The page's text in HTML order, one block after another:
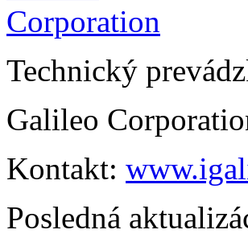
Technický
Galileo
Kontakt:
Posledná